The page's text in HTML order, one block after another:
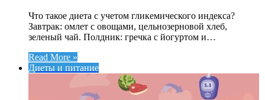
Что такое диета с учетом гликемического индекса?
Завтрак: омлет с овощами, цельнозерновой хлеб,
зеленый чай. Полдник: гречка с йогуртом и…
Read More »
Диеты и питание